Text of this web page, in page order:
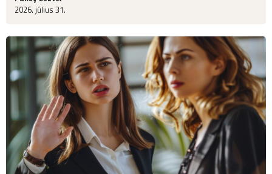
2026. július 31.